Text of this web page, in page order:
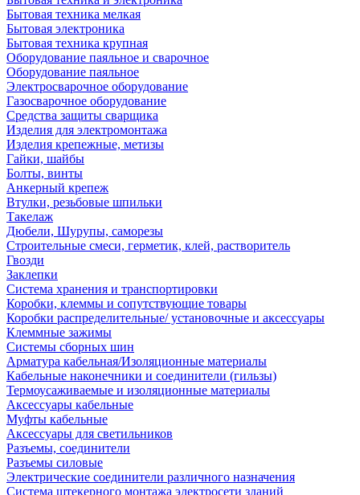
Бытовая техника мелкая
Бытовая электроника
Бытовая техника крупная
Оборудование паяльное и сварочное
Оборудование паяльное
Электросварочное оборудование
Газосварочное оборудование
Средства защиты сварщика
Изделия для электромонтажа
Изделия крепежные, метизы
Гайки, шайбы
Болты, винты
Анкерный крепеж
Втулки, резьбовые шпильки
Такелаж
Дюбели, Шурупы, саморезы
Строительные смеси, герметик, клей, растворитель
Гвозди
Заклепки
Система хранения и транспортировки
Коробки, клеммы и сопутствующие товары
Коробки распределительные/ установочные и аксессуары
Клеммные зажимы
Системы сборных шин
Арматура кабельная/Изоляционные материалы
Кабельные наконечники и соединители (гильзы)
Термоусаживаемые и изоляционные материалы
Аксессуары кабельные
Муфты кабельные
Аксессуары для светильников
Разъемы, соединители
Разъемы силовые
Электрические соединители различного назначения
Система штекерного монтажа электросети зданий